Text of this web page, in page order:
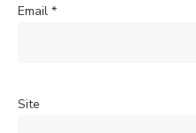
Email *
Site